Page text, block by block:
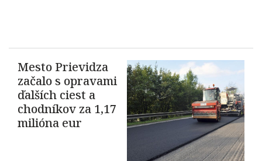
Mesto Prievidza
začalo s opravami
ďalších ciest a
chodníkov za 1,17
milióna eur